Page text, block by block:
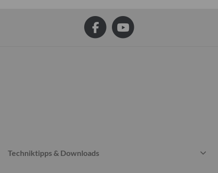
Techniktipps & Downloads